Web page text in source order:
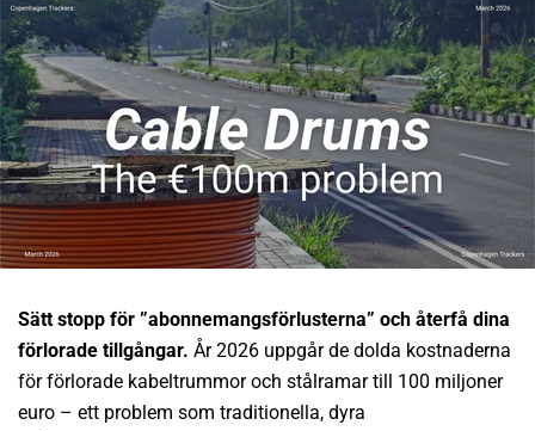
MITT KONTO
Sätt stopp för ”abonnemangsförlusterna” och återfå dina
förlorade tillgångar. År 2026 uppgår de dolda kostnaderna
för förlorade kabeltrummor och stålramar till 100 miljoner
euro – ett problem som traditionella, dyra